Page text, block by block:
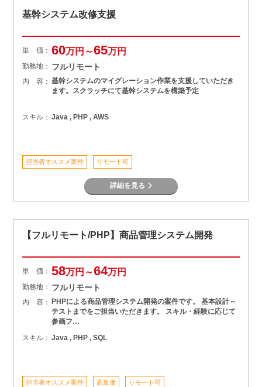
基幹システム改修支援
単 価： 60万円～65万円
勤務地： フルリモート
内 容： 基幹システムのマイグレーション作業を支援していただき
ます。スクラッチにて基幹システムを構築予定
スキル： Java , PHP , AWS
担当者オススメ案件 リモート可
詳細を見る
【フルリモート/PHP】商品管理システム開発
単 価： 58万円～64万円
勤務地： フルリモート
内 容：
PHPによる商品管理システム開発の案件です。 基本設計～
テストまでをご担当いただきます。 スキル・経験に応じて
参画フ…
スキル： Java , PHP , SQL
担当者オススメ案件 高単価 リモート可